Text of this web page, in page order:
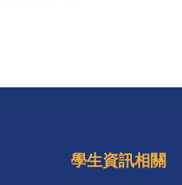
學生資訊相關